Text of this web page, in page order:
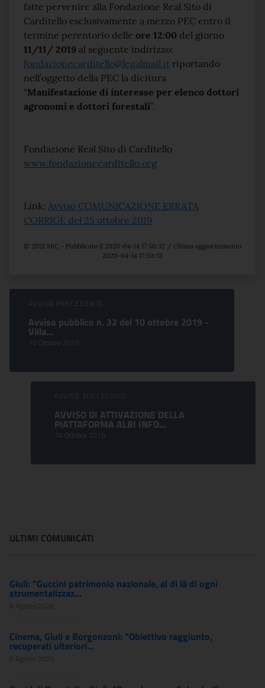
fatte pervenire alla Fondazione Real Sito di
Carditello esclusivamente a mezzo PEC entro il
termine perentorio delle ore 12:00 del giorno
11/11/ 2019 al seguente indirizzo:
fondazionecarditello@legalmail.it riportando
nell’oggetto della PEC la dicitura
“Manifestazione di interesse per elenco dottori
agronomi e dottori forestali”.
Fondazione Real Sito di Carditello
www.fondazionecarditello.org
Link: Avviso COMUNICAZIONE ERRATA
CORRIGE del 25 ottobre 2019
© 2021 MiC - Pubblicato il 2020-04-14 17:50:32 / Ultimo aggiornamento
2020-04-14 17:50:32
Sfoglia comunicati
AVVISO PRECEDENTE:
Avviso pubblico n. 32 del 10 ottobre 2019 -
Villa...
10 Ottobre 2019
AVVISO SUCCESSIVO:
AVVISO DI ATTIVAZIONE DELLA
PIATTAFORMA ALBI INFO...
14 Ottobre 2019
ULTIMI COMUNICATI
Giuli: "Guccini patrimonio nazionale, al di là di ogni
strumentalizzaz...
6 Agosto 2026
Cinema, Giuli e Borgonzoni: "Obiettivo raggiunto,
recuperati ulteriori...
6 Agosto 2026